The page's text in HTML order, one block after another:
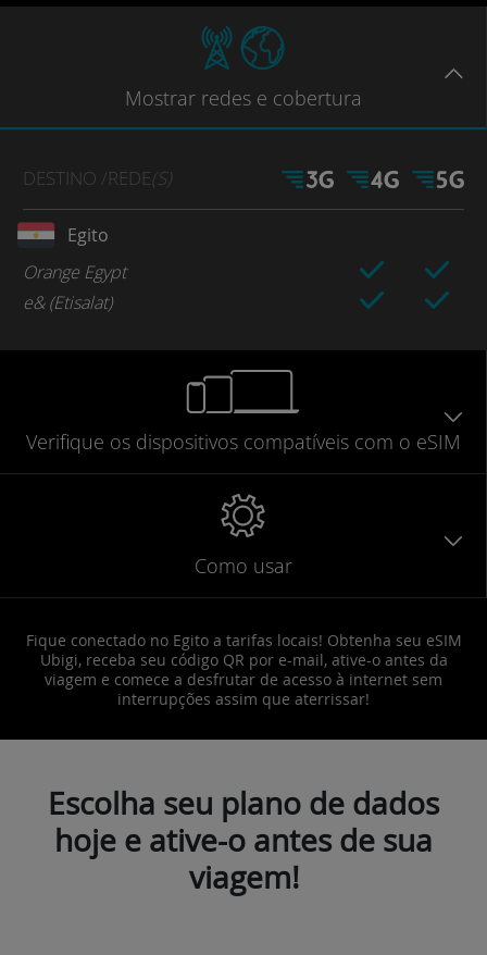
Mostrar redes e cobertura
DESTINO /REDE(S)
Egito
Orange Egypt
e& (Etisalat)
Verifique os dispositivos compatíveis com o eSIM
Como usar
Fique conectado no Egito a tarifas locais! Obtenha seu eSIM
Ubigi, receba seu código QR por e-mail, ative-o antes da
viagem e comece a desfrutar de acesso à internet sem
interrupções assim que aterrissar!
Escolha seu plano de dados
hoje e ative-o antes de sua
viagem!